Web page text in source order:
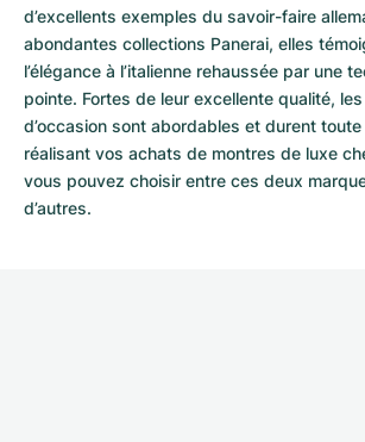
d’excellents exemples du savoir-faire
abondantes collections Panerai, elles
l’élégance à l’italienne rehaussée par une
pointe. Fortes de leur excellente qualité, les
d’occasion sont abordables et durent toute
réalisant vos achats de montres de luxe
vous pouvez choisir entre ces deux
d’autres.